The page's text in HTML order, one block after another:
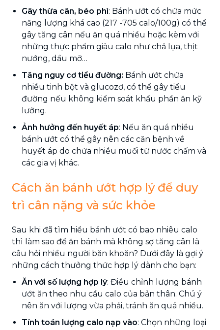
Gây thừa cân, béo phì: Bánh ướt có chứa mức
năng lượng khá cao (217 -705 calo/100g) có thể
gây tăng cân nếu ăn quá nhiều hoặc kèm với
những thực phẩm giàu calo như chả lụa, thịt
nướng, dầu mỡ…
Tăng nguy cơ tiểu đường: Bánh ướt chứa
nhiều tinh bột và glucozơ, có thể gây tiểu
đường nếu không kiểm soát khẩu phần ăn kỹ
lưỡng.
Ảnh hưởng đến huyết áp: Nếu ăn quá nhiều
bánh ướt có thể gây nên các căn bệnh về
huyết áp do chứa nhiều muối từ nước chấm và
các gia vị khác.
Cách ăn bánh ướt hợp lý để duy
trì cân nặng và sức khỏe
Sau khi đã tìm hiểu bánh ướt có bao nhiêu calo
thì làm sao để ăn bánh mà không sợ tăng cân là
câu hỏi nhiều người băn khoăn? Dưới đây là gợi ý
những cách thưởng thức hợp lý dành cho bạn:
Ăn với số lượng hợp lý: Điều chỉnh lượng bánh
ướt ăn theo nhu cầu calo của bản thân. Chú ý
nên ăn với lượng vừa phải, tránh ăn quá nhiều.
Tính toán lượng calo nạp vào: Chọn những loại